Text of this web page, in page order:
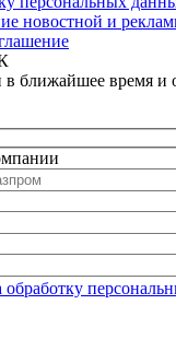
новостной и
ближайшее время и
обработку